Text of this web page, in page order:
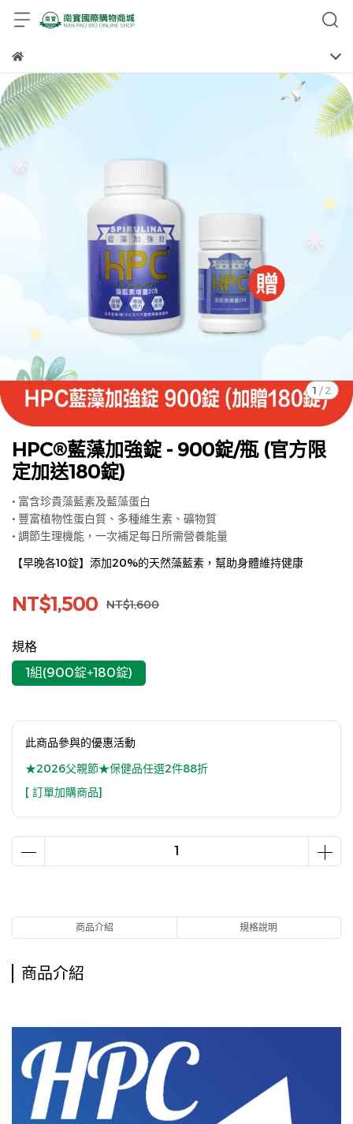
1 / 2
HPC®藍藻加強錠 - 900錠/瓶 (官方限
定加送180錠)
• 富含珍貴藻藍素及藍藻蛋白
• 豐富植物性蛋白質、多種維生素、礦物質
• 調節生理機能，一次補足每日所需營養能量
【早晚各10錠】添加20%的天然藻藍素，幫助身體維持健康
NT$1,500 NT$1,600
規格
1組(900錠+180錠)
此商品參與的優惠活動
★2026父親節★保健品任選2件88折
[ 訂單加購商品]
商品介紹 規格說明
商品介紹